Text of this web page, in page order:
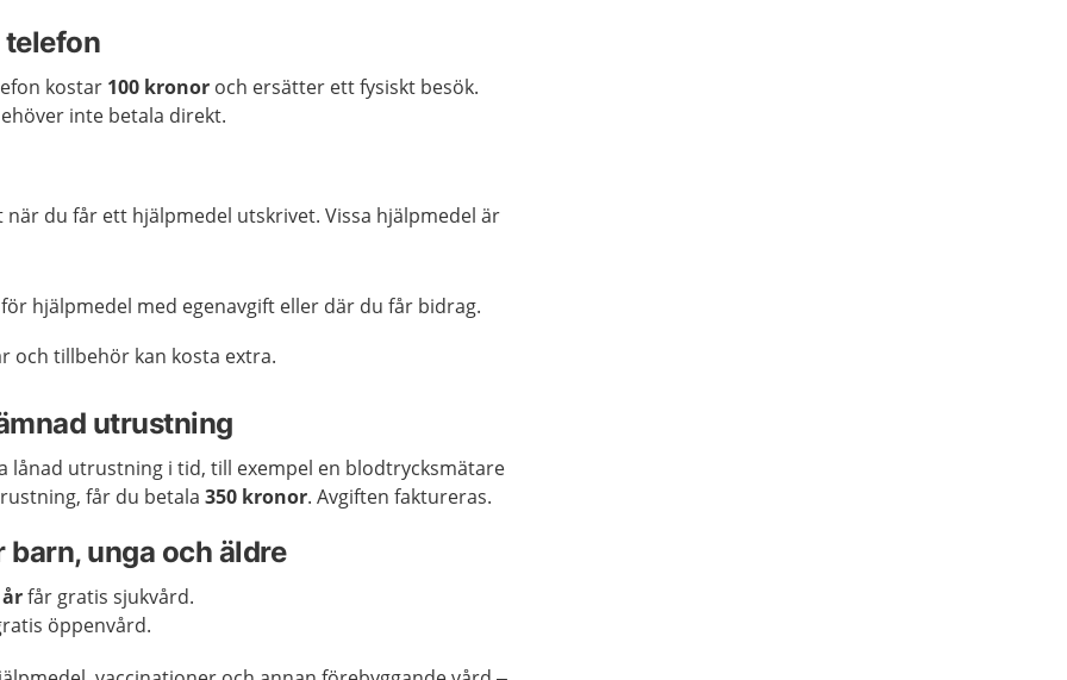
telefon
kostar 100 kronor och ersätter ett fysiskt besök.
inte betala direkt.
du får ett hjälpmedel utskrivet. Vissa hjälpmedel är
hjälpmedel med egenavgift eller där du får bidrag.
och tillbehör kan kosta extra.
utrustning
lånad utrustning i tid, till exempel en blodtrycksmätare
får du betala350 kronor. Avgiften faktureras.
unga och äldre
får gratis sjukvård.
öppenvård.